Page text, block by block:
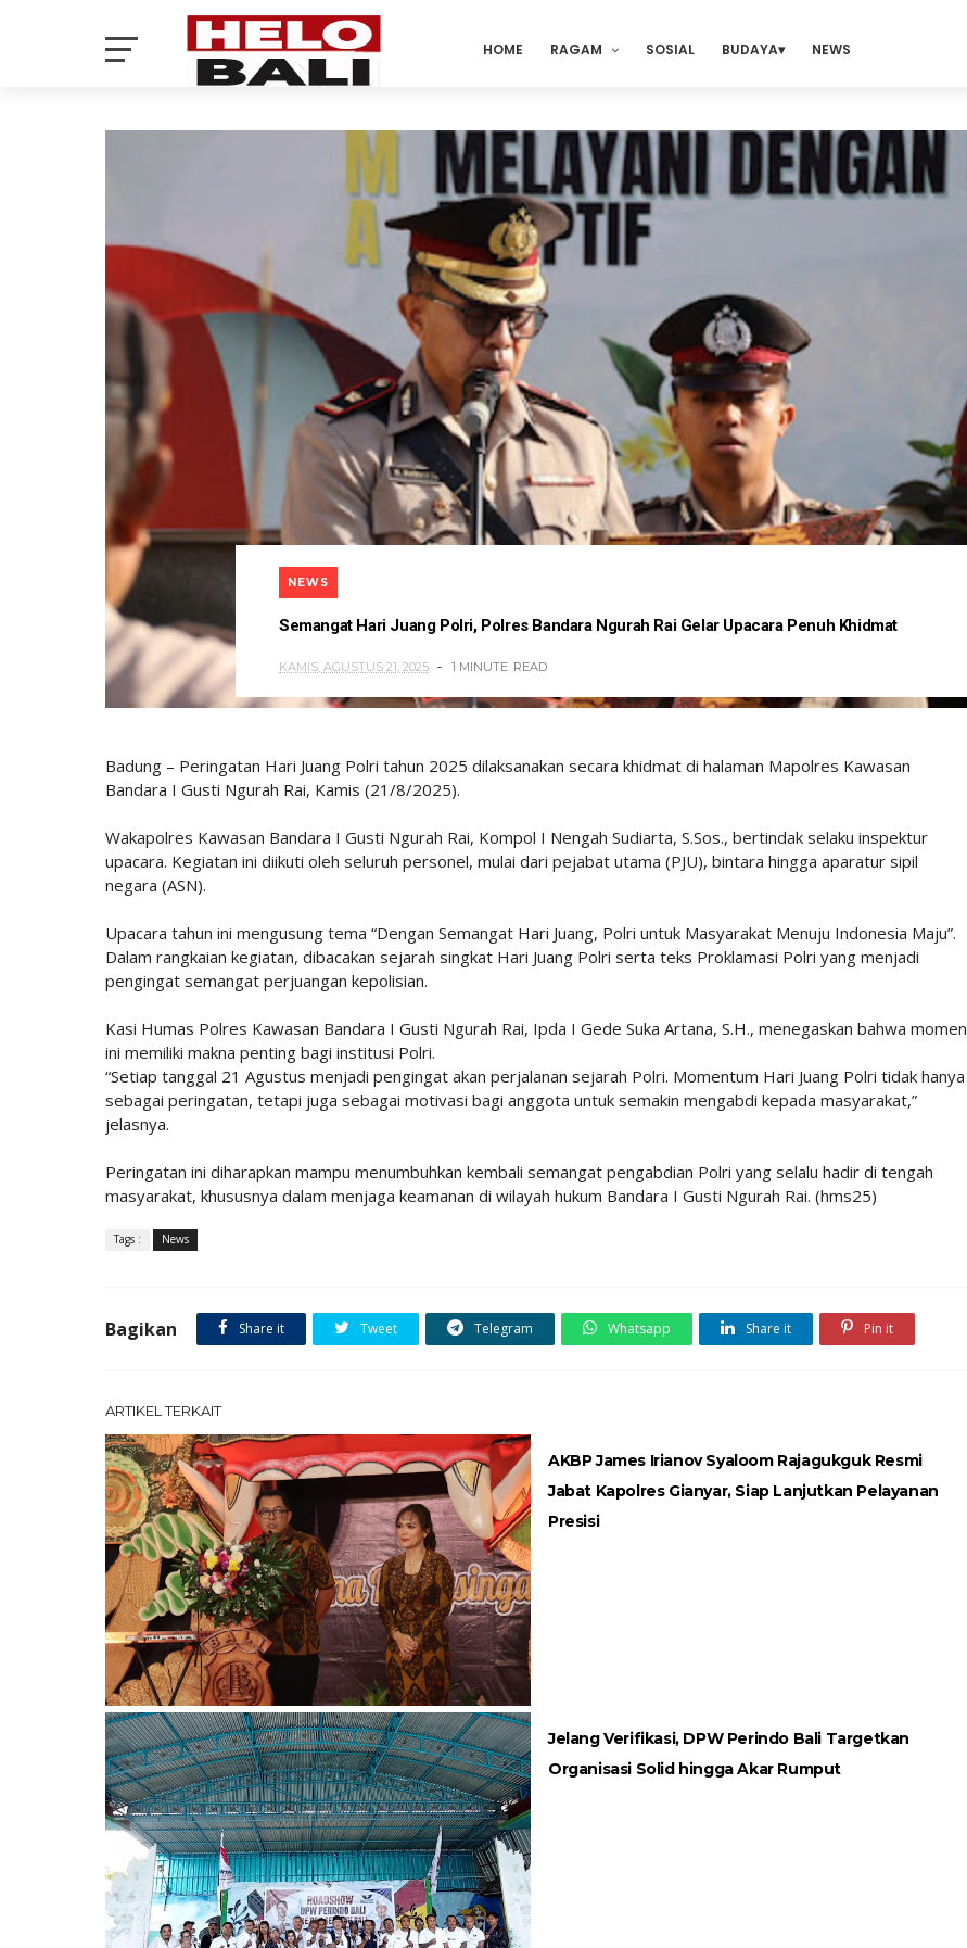
HOME RAGAM SOSIAL BUDAYA NEWS
NEWS
Semangat Hari Juang Polri, Polres Bandara Ngurah Rai Gelar Upacara Penuh Khidmat
KAMIS, AGUSTUS 21, 2025 1 MINUTE READ
Badung – Peringatan Hari Juang Polri tahun 2025 dilaksanakan secara khidmat di halaman Mapolres Kawasan
Bandara I Gusti Ngurah Rai, Kamis (21/8/2025).
Wakapolres Kawasan Bandara I Gusti Ngurah Rai, Kompol I Nengah Sudiarta, S.Sos., bertindak selaku inspektur
upacara. Kegiatan ini diikuti oleh seluruh personel, mulai dari pejabat utama (PJU), bintara hingga aparatur sipil
negara (ASN).
Upacara tahun ini mengusung tema “Dengan Semangat Hari Juang, Polri untuk Masyarakat Menuju Indonesia Maju”.
Dalam rangkaian kegiatan, dibacakan sejarah singkat Hari Juang Polri serta teks Proklamasi Polri yang menjadi
pengingat semangat perjuangan kepolisian.
Kasi Humas Polres Kawasan Bandara I Gusti Ngurah Rai, Ipda I Gede Suka Artana, S.H., menegaskan bahwa momen
ini memiliki makna penting bagi institusi Polri.
“Setiap tanggal 21 Agustus menjadi pengingat akan perjalanan sejarah Polri. Momentum Hari Juang Polri tidak hanya
sebagai peringatan, tetapi juga sebagai motivasi bagi anggota untuk semakin mengabdi kepada masyarakat,”
jelasnya.
Peringatan ini diharapkan mampu menumbuhkan kembali semangat pengabdian Polri yang selalu hadir di tengah
masyarakat, khususnya dalam menjaga keamanan di wilayah hukum Bandara I Gusti Ngurah Rai. (hms25)
Tags : News
Bagikan Share it Tweet Telegram Whatsapp Share it Pin it
ARTIKEL TERKAIT
AKBP James Irianov Syaloom Rajagukguk Resmi
Jabat Kapolres Gianyar, Siap Lanjutkan Pelayanan
Presisi
Jelang Verifikasi, DPW Perindo Bali Targetkan
Organisasi Solid hingga Akar Rumput